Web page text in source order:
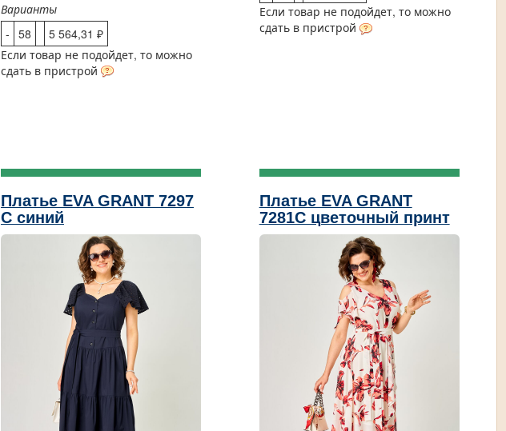
Варианты
- 58
5 564,31 ₽
Если товар не подойдет, то можно
сдать в пристрой
Если товар не подойдет, то можно
сдать в пристрой
Платье EVA GRANT 7297
С синий
Платье EVA GRANT
7281С цветочный принт